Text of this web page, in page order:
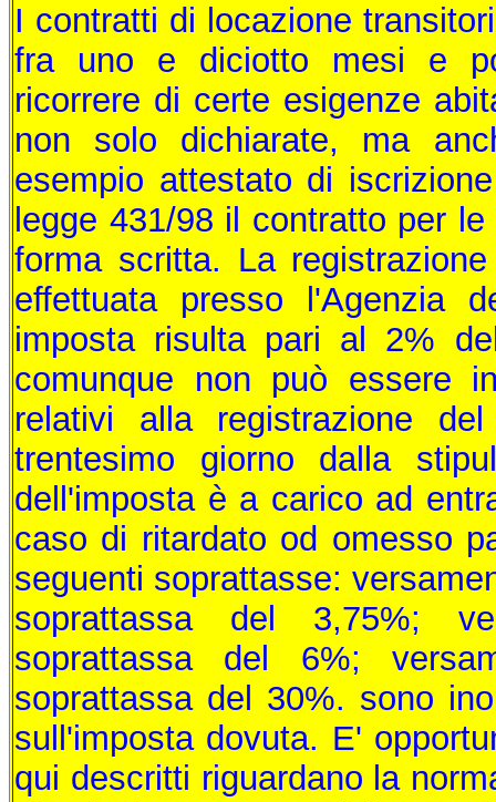
I contratti di locazione
fra uno e diciotto mesi e
ricorrere di certe esigenze
non solo dichiarate, ma
esempio attestato di
legge 431/98 il contratto per
forma scritta. La
effettuata presso l'Agenzia
imposta risulta pari al 2%
comunque non può essere
relativi alla registrazione
trentesimo giorno dalla
dell'imposta è a carico ad
caso di ritardato od omesso
seguenti soprattasse:
soprattassa del 3,75%;
soprattassa del 6%;
soprattassa del 30%. sono
sull'imposta dovuta. E'
qui descritti riguardano la